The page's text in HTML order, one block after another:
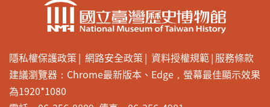
隱私權保護政策 網路安全政策 資料授權規範 服務條款
建議瀏覽器：Chrome最新版本、Edge，螢幕最佳顯示效果
為1920*1080